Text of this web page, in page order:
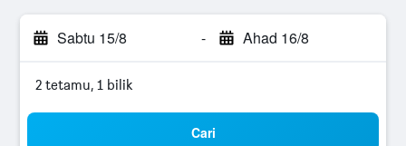
Sabtu 15/8 - Ahad 16/8
2 tetamu, 1 bilik
Cari